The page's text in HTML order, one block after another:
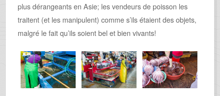
plus dérangeants en Asie; les vendeurs de poisson les
traitent (et les manipulent) comme s’ils étaient des objets,
malgré le fait qu’ils soient bel et bien vivants!